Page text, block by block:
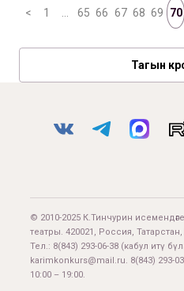
< 1 65 66 67 68 69 70
Тагын
© 2010-2025 К.Тинчурин исемендәге
театры. 420021, Россия, Татарстан,
Тел.: 8(843) 293-06-38 (кабул итү
karimkonkurs@mail.ru. 8(843) 293-
10:00 – 19:00.